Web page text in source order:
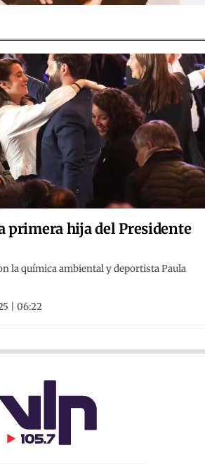
primera hija del Presidente
la química ambiental y deportista Paula
| 06:22